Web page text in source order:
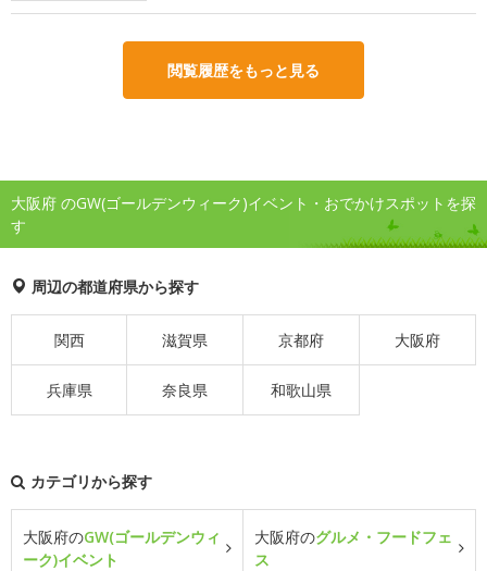
閲覧履歴をもっと見る
大阪府 のGW(ゴールデンウィーク)イベント・おでかけスポットを探
す
周辺の都道府県から探す
関西 滋賀県 京都府 大阪府
兵庫県 奈良県 和歌山県
カテゴリから探す
大阪府のGW(ゴールデンウィ
ーク)イベント
大阪府のグルメ・フードフェ
ス